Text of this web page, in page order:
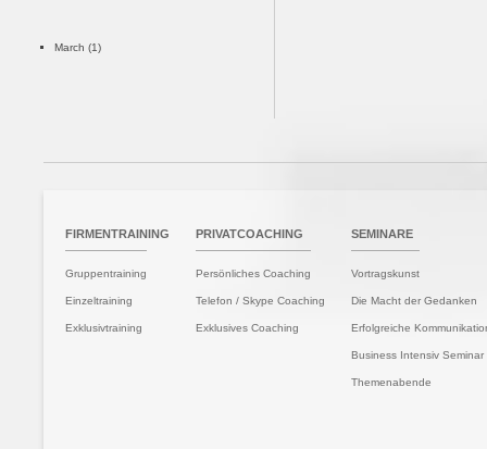
March (1)
FIRMENTRAINING
Gruppentraining
Einzeltraining
Exklusivtraining
PRIVATCOACHING
Persönliches Coaching
Telefon / Skype Coaching
Exklusives Coaching
SEMINARE
Vortragskunst
Die Macht der Gedanken
Erfolgreiche
Business Intensiv Seminar
Themenabende